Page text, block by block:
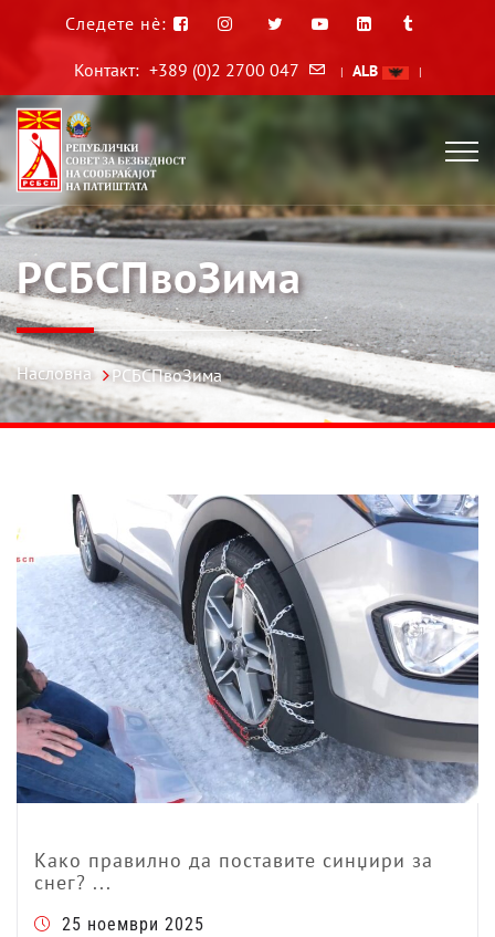
Следете нè:
Контакт: +389 (0)2 2700 047 | ALB |
РСБСПвоЗима
Насловна РСБСПвоЗима
Како правилно да поставите синџири за
снег? ...
25 ноември 2025